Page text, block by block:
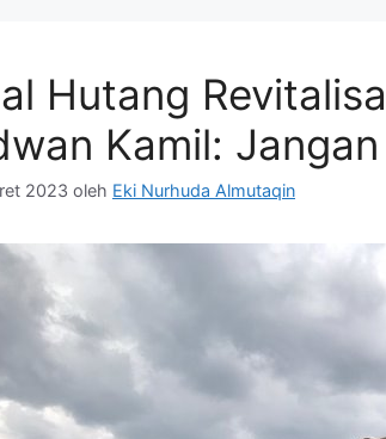
Hutang
Kamil:
2023 oleh Eki Nurhuda Almutaqin